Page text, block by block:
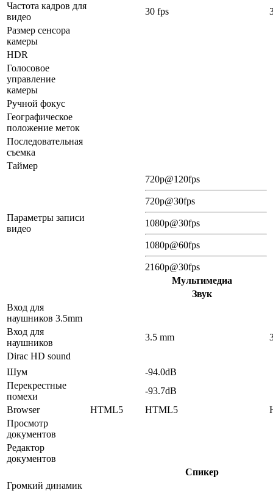
Частота кадров для
видео
30 fps
Размер сенсора
камеры
HDR
Голосовое
управление
камеры
Ручной фокус
Географическое
положение меток
Последовательная
съемка
Таймер
Параметры записи
видео
720p@120fps
720p@30fps
1080p@30fps
1080p@60fps
2160p@30fps
Мультимедиа
Звук
Вход для
наушников 3.5mm
Вход для
наушников
3.5 mm
Dirac HD sound
Шум
-94.0dB
Перекрестные
помехи
-93.7dB
Browser
HTML5 HTML5
Просмотр
документов
Редактор
документов
Спикер
Громкий динамик